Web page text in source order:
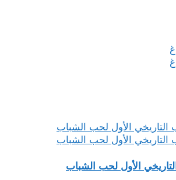
الأول لحب الشباب